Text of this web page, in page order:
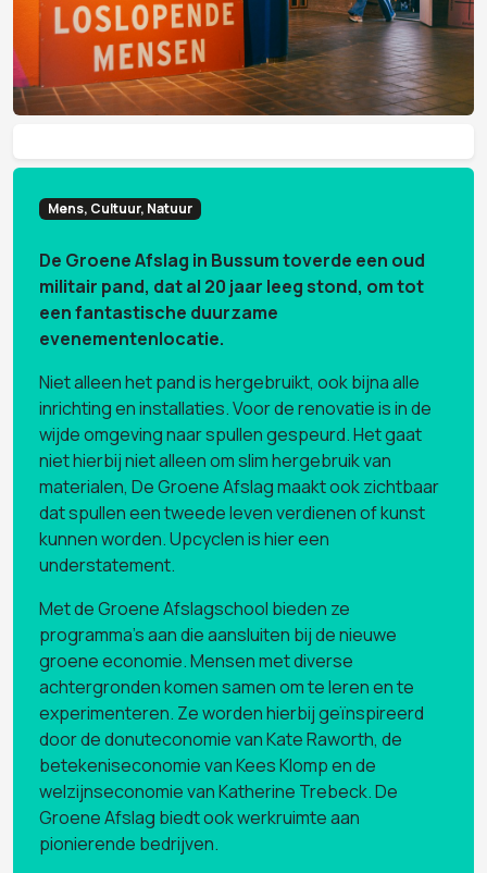
Mens, Cultuur, Natuur
De Groene Afslag in Bussum toverde een oud
militair pand, dat al 20 jaar leeg stond, om tot
een fantastische duurzame
evenementenlocatie.
Niet alleen het pand is hergebruikt, ook bijna alle
inrichting en installaties. Voor de renovatie is in de
wijde omgeving naar spullen gespeurd. Het gaat
niet hierbij niet alleen om slim hergebruik van
materialen, De Groene Afslag maakt ook zichtbaar
dat spullen een tweede leven verdienen of kunst
kunnen worden. Upcyclen is hier een
understatement.
Met de Groene Afslagschool bieden ze
programma’s aan die aansluiten bij de nieuwe
groene economie. Mensen met diverse
achtergronden komen samen om te leren en te
experimenteren. Ze worden hierbij geïnspireerd
door de donuteconomie van Kate Raworth, de
betekeniseconomie van Kees Klomp en de
welzijnseconomie van Katherine Trebeck. De
Groene Afslag biedt ook werkruimte aan
pionierende bedrijven.